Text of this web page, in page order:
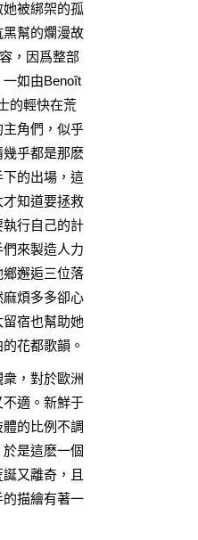
被綁架的孤
幫的爛漫故
，因爲整部
如由Benoît
的輕快在荒
角們，似乎
乎都是那麽
的出場，這
知道要拯救
執行自己的計
來製造人力
邂逅三位落
煩多多卻心
宿也幫助她
花都歌韻。
，對於歐洲
適。新鮮于
的比例不調
是這麽一個
又離奇，且
描繪有著一